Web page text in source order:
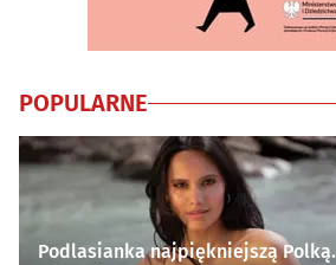
POPULARNE
Podlasianka najpiękniejszą Polką.